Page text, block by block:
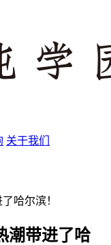
关于我们
哈尔滨！
潮带进了哈